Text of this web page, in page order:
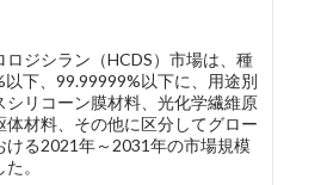
ロジシラン（HCDS）市場は、種
下、99.99999%以下に、用途別
シリコーン膜材料、光化学繊維原
体材料、その他に区分してグロー
ける2021年～2031年の市場規模
。